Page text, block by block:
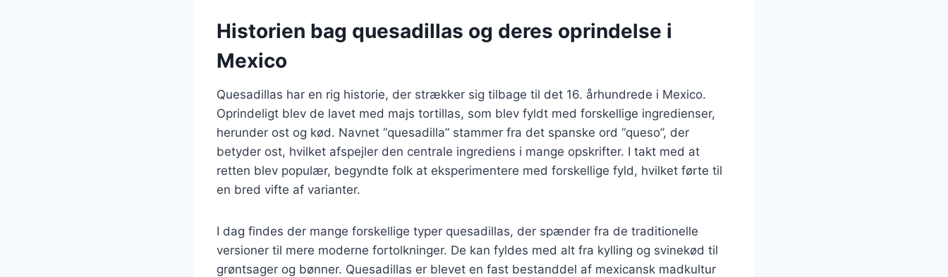
Historien bag quesadillas og deres oprindelse i
Mexico
Quesadillas har en rig historie, der strækker sig tilbage til det 16. århundrede i Mexico.
Oprindeligt blev de lavet med majs tortillas, som blev fyldt med forskellige ingredienser,
herunder ost og kød. Navnet “quesadilla” stammer fra det spanske ord “queso”, der
betyder ost, hvilket afspejler den centrale ingrediens i mange opskrifter. I takt med at
retten blev populær, begyndte folk at eksperimentere med forskellige fyld, hvilket førte til
en bred vifte af varianter.
I dag findes der mange forskellige typer quesadillas, der spænder fra de traditionelle
versioner til mere moderne fortolkninger. De kan fyldes med alt fra kylling og svinekød til
grøntsager og bønner. Quesadillas er blevet en fast bestanddel af mexicansk madkultur